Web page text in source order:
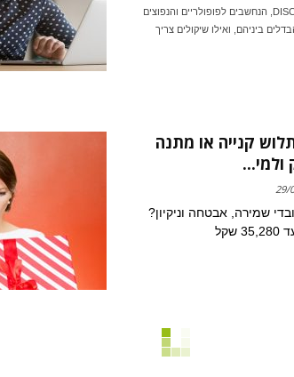
מנהלים. רבים מתלבטים בין MBTI לבין DISC, הנחשבים לפופולריים והנפוצים
ביניהם, ואילו שיקולים צריך
קנייה או מתנה
29/
שמירה, אבטחה וניקיון?